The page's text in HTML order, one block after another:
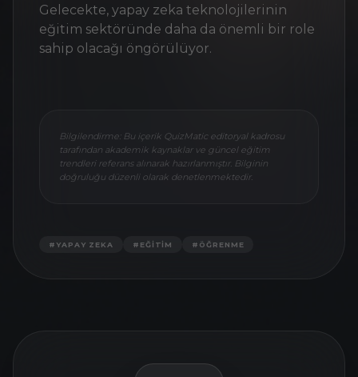
Gelecekte, yapay zeka teknolojilerinin
eğitim sektöründe daha da önemli bir role
sahip olacağı öngörülüyor.
Bilgilendirme: Bu içerik QuizMatic editoryal kadrosu
tarafından akademik kaynaklar ve güncel eğitim
trendleri referans alınarak hazırlanmıştır. Bilginin
doğruluğu düzenli olarak denetlenmektedir.
# YAPAY ZEKA # EĞITIM # ÖĞRENME